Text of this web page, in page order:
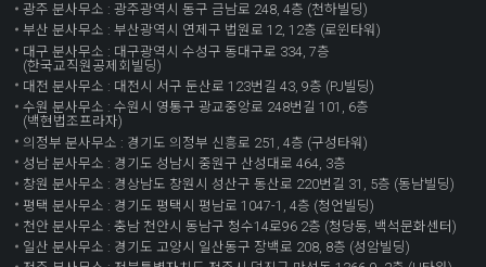
광주 분사무소 : 광주광역시 동구 금남로 248, 4층 (천하빌딩)
부산 분사무소 : 부산광역시 연제구 법원로 12, 12층 (로윈타워)
대구 분사무소 : 대구광역시 수성구 동대구로 334, 7층
(한국교직원공제회빌딩)
대전 분사무소 : 대전시 서구 둔산로 123번길 43, 9층 (PJ빌딩)
수원 분사무소 : 수원시 영통구 광교중앙로 248번길 101, 6층
(백현법조프라자)
의정부 분사무소 : 경기도 의정부 신흥로 251, 4층 (구성타워)
성남 분사무소 : 경기도 성남시 중원구 산성대로 464, 3층
창원 분사무소 : 경상남도 창원시 성산구 동산로 220번길 31, 5층 (동남빌딩)
평택 분사무소 : 경기도 평택시 평남로 1047-1, 4층 (청언빌딩)
천안 분사무소 : 충남 천안시 동남구 청수14로96 2층 (청당동, 백석문화센터)
일산 분사무소 : 경기도 고양시 일산동구 장백로 208, 8층 (성암빌딩)